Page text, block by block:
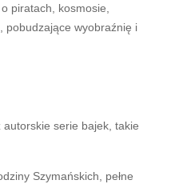
piratach, kosmosie,
pobudzające wyobraźnię i
serie bajek, takie
Szymańskich, pełne